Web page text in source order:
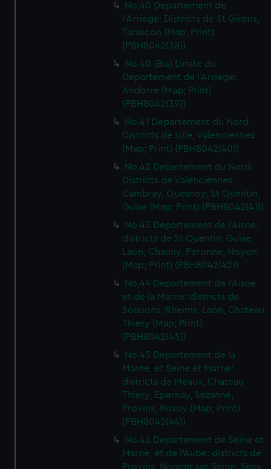
No.40 Departement de
l'Arriege: Districts de St Girons,
Tarascon (Map; Print)
(PBH8042(38))
No.40 (Bis) Limite du
Departement de l'Arriege:
Andorre (Map; Print)
(PBH8042(39))
No.41 Departement du Nord:
Districts de Lille, Valenciennes
(Map; Print) (PBH8042(40))
No.42 Departement du Nord:
Districts de Valenciennes,
Cambray, Quesnoy, St Quentin,
Guise (Map; Print) (PBH8042(41))
No.43 Departement de l'Aisne:
districts de St Quentin, Guise,
Laon, Chauny, Peronne, Noyon
(Map; Print) (PBH8042(42))
No.44 Departement de l'Aisne
et de la Marne: districts de
Soissons, Rheims, Laon, Chateau
Thiery (Map; Print)
(PBH8042(43))
No.45 Departement de la
Marne, et Seine et Marne:
districts de Meaux, Chateau
Thiery, Epernay, Sezanne,
Provins, Rosoy (Map; Print)
(PBH8042(44))
No.46 Departement de Seine et
Marne, et de l'Aube: districts de
Provins, Nogent sur Seine, Sens,